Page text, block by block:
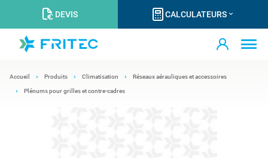
DEVIS CALCULATEURS
Accueil Produits Climatisation Réseaux aérauliques et accessoires
Plénums pour grilles et contre-cadres